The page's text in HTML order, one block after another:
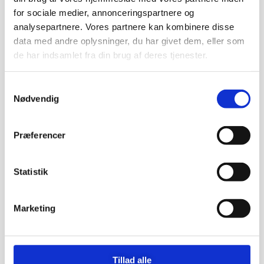
for sociale medier, annonceringspartnere og
analysepartnere. Vores partnere kan kombinere disse
data med andre oplysninger, du har givet dem, eller som
de har indsamlet fra din brug af deres tjenester.
Nødvendig
Præferencer
Statistik
Marketing
Tillad alle
DEL